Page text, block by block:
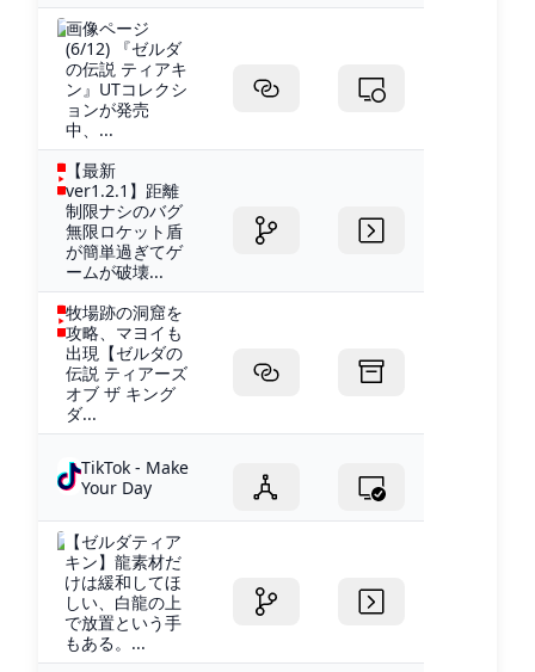
画像ページ
(6/12) 『ゼルダ
の伝説 ティアキ
ン』UTコレクシ
ョンが発売
中、...
【最新
ver1.2.1】距離
制限ナシのバグ
無限ロケット盾
が簡単過ぎてゲ
ームが破壊...
牧場跡の洞窟を
攻略、マヨイも
出現【ゼルダの
伝説 ティアーズ
オブ ザ キング
ダ...
TikTok - Make
Your Day
【ゼルダティア
キン】龍素材だ
けは緩和してほ
しい、白龍の上
で放置という手
もある。...